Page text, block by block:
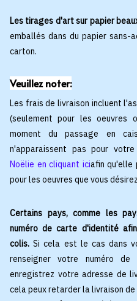
Les tirages d'art sur papier
emballés dans du papier sans-
carton.
Veuillez noter:
Les frais de livraison incluent
(seulement pour les oeuvres
moment du passage en
n'apparaissent pas pour votre
Noëlie en cliquant iciafin qu'elle
pour les oeuvres que vous
Certains pays, comme les
numéro de carte d'identité
colis.Si cela est le cas dans
renseigner votre numéro
enregistrez votre adresse de
cela peux retarder la livraison